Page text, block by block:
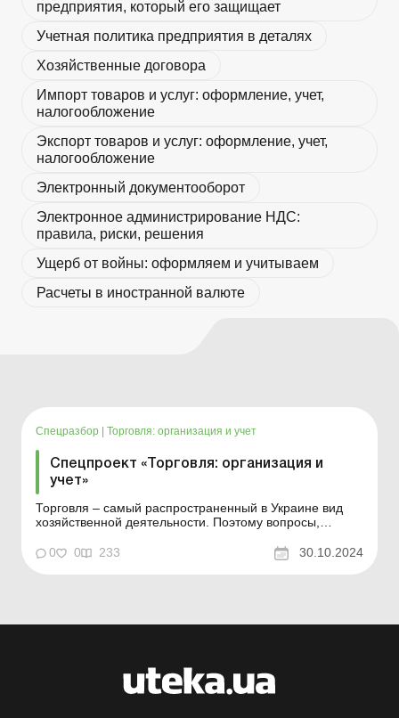
предприятия, который его защищает
Учетная политика предприятия в деталях
Хозяйственные договора
Импорт товаров и услуг: оформление, учет,
налогообложение
Экспорт товаров и услуг: оформление, учет,
налогообложение
Электронный документооборот
Электронное администрирование НДС:
правила, риски, решения
Ущерб от войны: оформляем и учитываем
Расчеты в иностранной валюте
Спецразбор Торговля: организация и учет
Спецпроект «Торговля: организация и
учет»
Торговля – самый распространенный в Украине вид
хозяйственной деятельности. Поэтому вопросы,
на торговлю и отражением торговых операций в
бухгалтерском и налоговом учете продавцов и
0 0 233 30.10.2024